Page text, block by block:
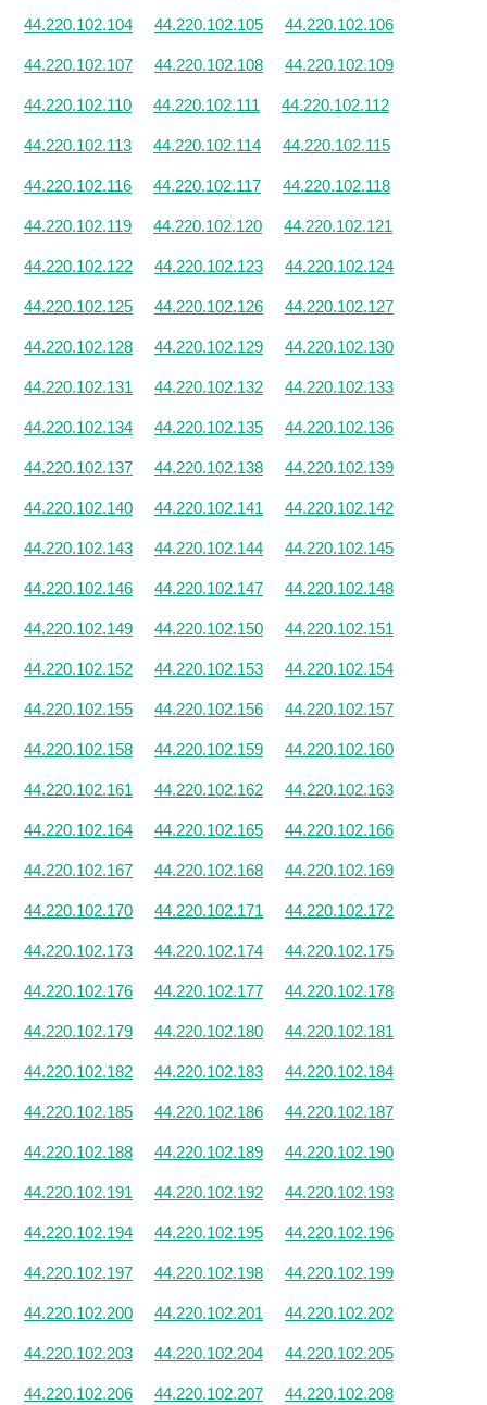
44.220.102.104 44.220.102.105 44.220.102.106
44.220.102.107 44.220.102.108 44.220.102.109
44.220.102.110 44.220.102.111 44.220.102.112
44.220.102.113 44.220.102.114 44.220.102.115
44.220.102.116 44.220.102.117 44.220.102.118
44.220.102.119 44.220.102.120 44.220.102.121
44.220.102.122 44.220.102.123 44.220.102.124
44.220.102.125 44.220.102.126 44.220.102.127
44.220.102.128 44.220.102.129 44.220.102.130
44.220.102.131 44.220.102.132 44.220.102.133
44.220.102.134 44.220.102.135 44.220.102.136
44.220.102.137 44.220.102.138 44.220.102.139
44.220.102.140 44.220.102.141 44.220.102.142
44.220.102.143 44.220.102.144 44.220.102.145
44.220.102.146 44.220.102.147 44.220.102.148
44.220.102.149 44.220.102.150 44.220.102.151
44.220.102.152 44.220.102.153 44.220.102.154
44.220.102.155 44.220.102.156 44.220.102.157
44.220.102.158 44.220.102.159 44.220.102.160
44.220.102.161 44.220.102.162 44.220.102.163
44.220.102.164 44.220.102.165 44.220.102.166
44.220.102.167 44.220.102.168 44.220.102.169
44.220.102.170 44.220.102.171 44.220.102.172
44.220.102.173 44.220.102.174 44.220.102.175
44.220.102.176 44.220.102.177 44.220.102.178
44.220.102.179 44.220.102.180 44.220.102.181
44.220.102.182 44.220.102.183 44.220.102.184
44.220.102.185 44.220.102.186 44.220.102.187
44.220.102.188 44.220.102.189 44.220.102.190
44.220.102.191 44.220.102.192 44.220.102.193
44.220.102.194 44.220.102.195 44.220.102.196
44.220.102.197 44.220.102.198 44.220.102.199
44.220.102.200 44.220.102.201 44.220.102.202
44.220.102.203 44.220.102.204 44.220.102.205
44.220.102.206 44.220.102.207 44.220.102.208